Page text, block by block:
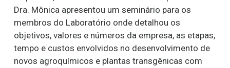
Dra. Mônica apresentou um seminário para os
membros do Laboratório onde detalhou os
objetivos, valores e números da empresa, as etapas,
tempo e custos envolvidos no desenvolvimento de
novos agroquímicos e plantas transgênicas com